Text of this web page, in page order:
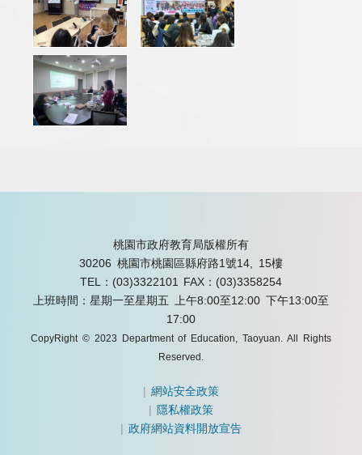
桃園市政府教育局版權所有
30206 桃園市桃園區縣府路1號14, 15樓
TEL：(03)3322101
FAX：(03)3358254
上班時間：星期一至星期五 上午8:00至12:00 下午13:00至
17:00
CopyRight © 2023 Department of Education, Taoyuan. All Rights
Reserved.
|網站安全政策
|隱私權政策
|政府網站資料開放宣告